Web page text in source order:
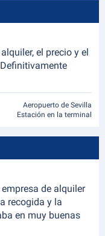
el precio y el
Aeropuerto de Sevilla
Estación en la terminal
de alquiler
recogida y la
en muy buenas